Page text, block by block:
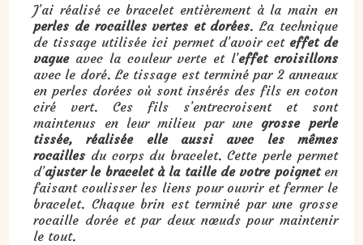
J’ai réalisé ce bracelet entièrement à la main en
perles de rocailles vertes et dorées. La technique
de tissage utilisée ici permet d’avoir cet effet de
vagueavec la couleur verte et l’effet croisillons
avec le doré. Le tissage est terminé par 2 anneaux
en perles dorées où sont insérés des fils en coton
ciré vert. Ces fils s’entrecroisent et sont
maintenus en leur milieu par une grosse perle
tissée, réalisée elle aussi avec les mêmes
rocailles du corps du bracelet. Cette perle permet
d’ajuster le bracelet à la taille de votre poigneten
faisant coulisser les liens pour ouvrir et fermer le
bracelet. Chaque brin est terminé par une grosse
rocaille dorée et par deux nœuds pour maintenir
le tout.